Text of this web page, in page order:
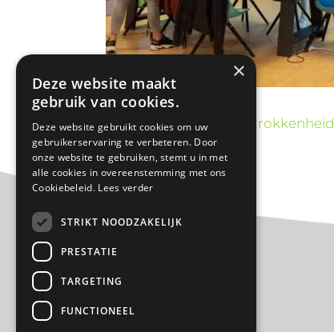
«Maatschappelijke betrokkenheid
×
Deze website maakt
gebruik van cookies.
Deze website gebruikt cookies om uw
gebruikerservaring te verbeteren. Door
onze website te gebruiken, stemt u in met
alle cookies in overeenstemming met ons
Cookiebeleid. Lees verder
STRIKT NOODZAKELIJK
PRESTATIE
TARGETING
FUNCTIONEEL